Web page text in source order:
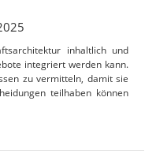
inhaltlich und
integriert werden kann.
zu vermitteln, damit sie
teilhaben können